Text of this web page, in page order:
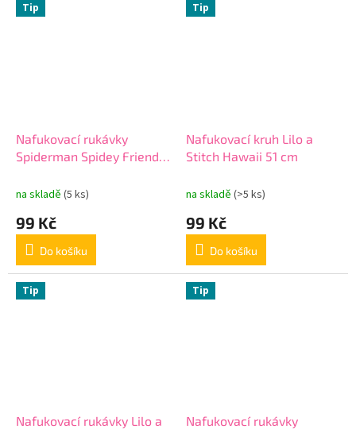
Tip
Nafukovací rukávky
Spiderman Spidey Friends
na skladě (5 ks)
99 Kč
Do košíku
Tip
Nafukovací kruh Lilo a
Stitch Hawaii 51 cm
na skladě (>5 ks)
99 Kč
Do košíku
Tip
Nafukovací rukávky Lilo a
Tip
Nafukovací rukávky